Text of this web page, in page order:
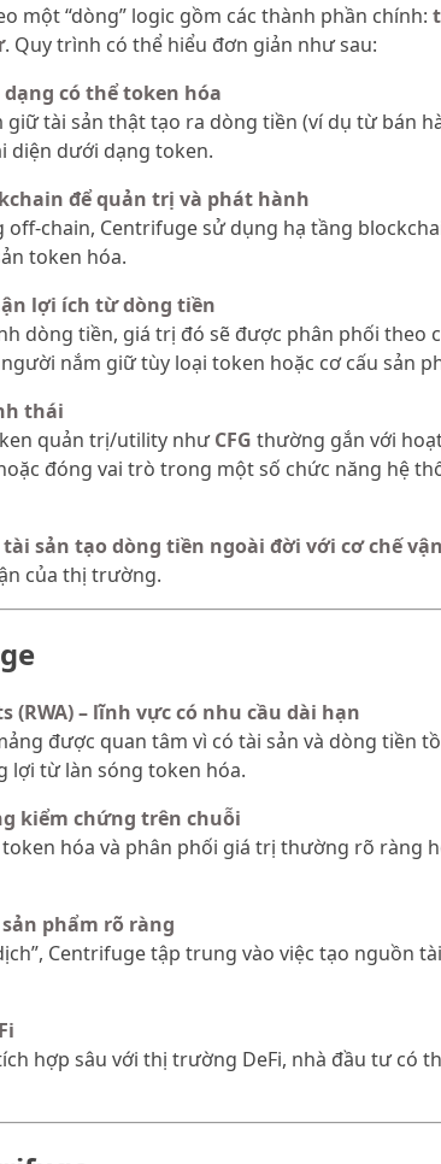
một “dòng” logic gồm các thành phần chính:
. Quy trình có thể hiểu đơn giản như sau:
có thể token hóa
tài sản thật tạo ra dòng tiền (ví dụ từ bán
diện dưới dạng token.
để quản trị và phát hành
off-chain, Centrifuge sử dụng hạ tầng
token hóa.
lợi ích từ dòng tiền
dòng tiền, giá trị đó sẽ được phân phối
nắm giữ tùy loại token hoặc cơ cấu sản
thái
quản trị/utility nhưCFG thường gắn với
đóng vai trò trong một số chức năng hệ
sản tạo dòng tiền ngoài đời với cơ chế
của thị trường.
(RWA) – lĩnh vực có nhu cầu dài hạn
được quan tâm vì có tài sản và dòng tiền
lợi từ làn sóng token hóa.
kiểm chứng trên chuỗi
hóa và phân phối giá trị thường rõ ràng
phẩm rõ ràng
Centrifuge tập trung vào việc tạo nguồn
hợp sâu với thị trường DeFi, nhà đầu tư có